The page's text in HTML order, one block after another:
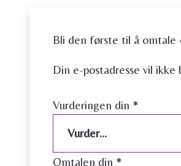
Bli den første til å omtale
Din e-postadresse vil ikke
Vurderingen din *
Omtalen din *